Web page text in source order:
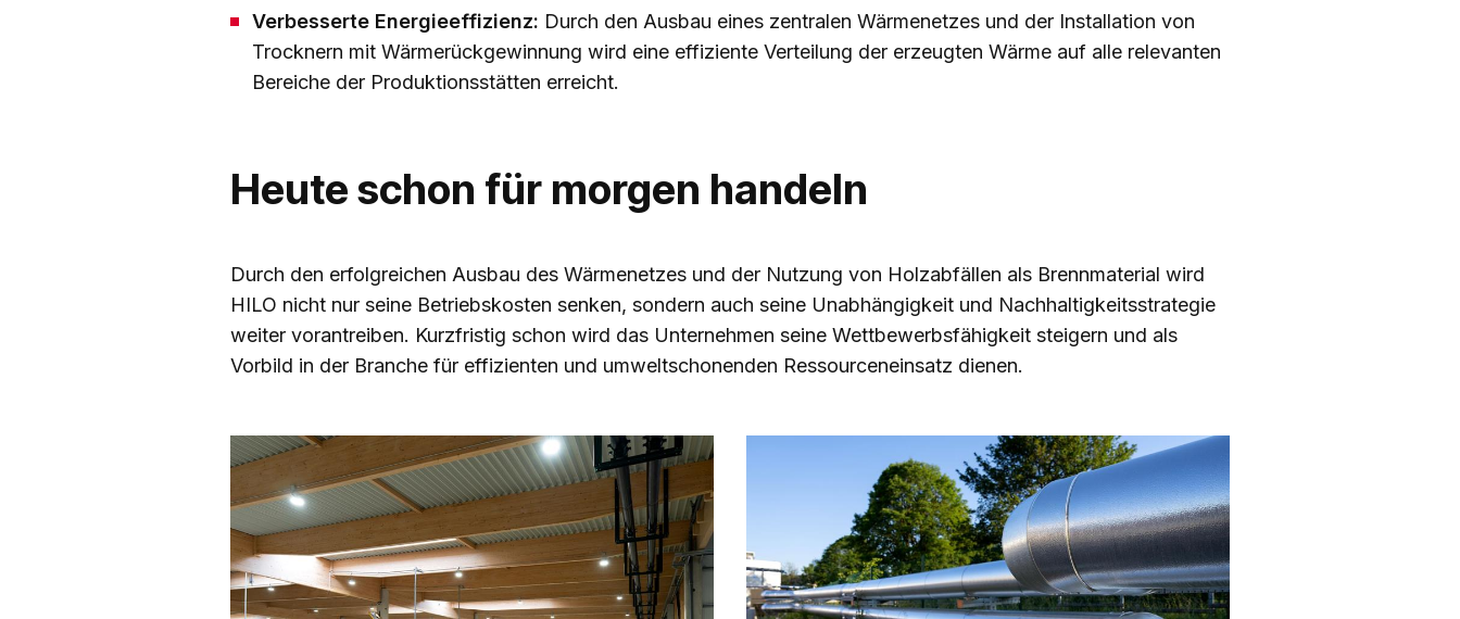
Verbesserte Energieeffizienz: Durch den Ausbau eines zentralen Wärmenetzes und der Installation von
Trocknern mit Wärmerückgewinnung wird eine effiziente Verteilung der erzeugten Wärme auf alle relevanten
Bereiche der Produktionsstätten erreicht.
Heute schon für morgen handeln
Durch den erfolgreichen Ausbau des Wärmenetzes und der Nutzung von Holzabfällen als Brennmaterial wird
HILO nicht nur seine Betriebskosten senken, sondern auch seine Unabhängigkeit und Nachhaltigkeitsstrategie
weiter vorantreiben. Kurzfristig schon wird das Unternehmen seine Wettbewerbsfähigkeit steigern und als
Vorbild in der Branche für effizienten und umweltschonenden Ressourceneinsatz dienen.